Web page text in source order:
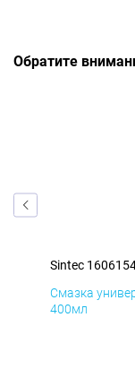
Обратите
Sintec
Смазка
400мл